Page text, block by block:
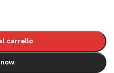
carrello